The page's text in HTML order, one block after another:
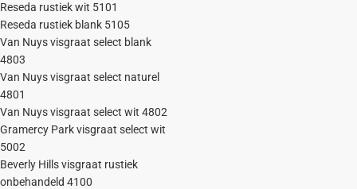
Reseda rustiek wit 5101
Reseda rustiek blank 5105
Van Nuys visgraat select blank
4803
Van Nuys visgraat select naturel
4801
Van Nuys visgraat select wit 4802
Gramercy Park visgraat select wit
5002
Beverly Hills visgraat rustiek
onbehandeld 4100